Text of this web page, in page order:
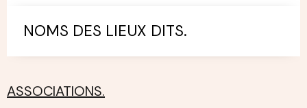
NOMS DES LIEUX DITS.
ASSOCIATIONS.